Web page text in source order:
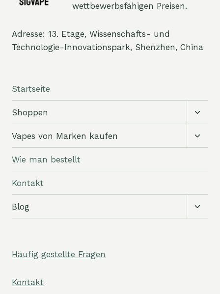
wettbewerbsfähigen Preisen.
Adresse: 13. Etage, Wissenschafts- und
Technologie-Innovationspark, Shenzhen, China
Startseite
Shoppen
Vapes von Marken kaufen
Wie man bestellt
Kontakt
Blog
Häufig gestellte Fragen
Kontakt